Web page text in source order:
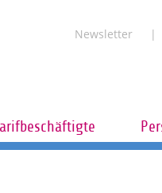
Newsletter
Tarifbeschäftigte